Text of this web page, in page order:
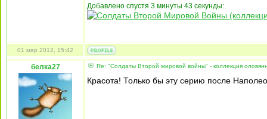
Добавлено спустя 3 минуты 43 секунды:
01 мар 2012, 15:42
белка27 Re: "Солдаты Второй мировой войны" - коллекция
Красота! Только бы эту серию после